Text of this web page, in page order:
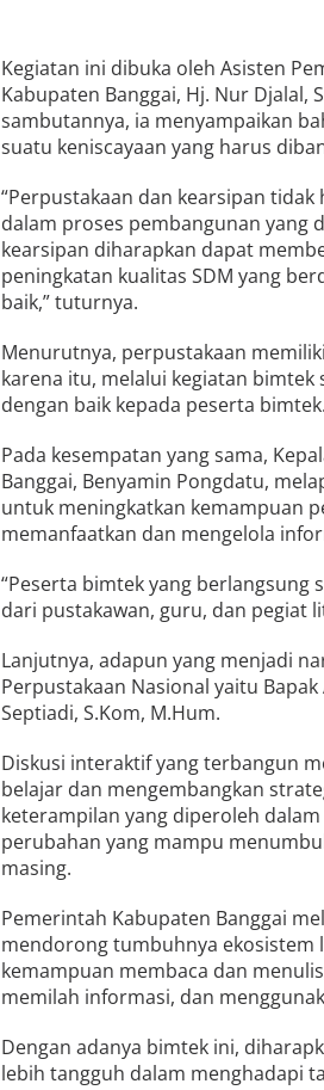
Kegiatan ini dibuka oleh Asisten
Kabupaten Banggai, Hj. Nur Djalal,
sambutannya, ia menyampaikan
suatu keniscayaan yang harus
“Perpustakaan dan kearsipan
dalam proses pembangunan yang
kearsipan diharapkan dapat
peningkatan kualitas SDM yang
baik,” tuturnya.
Menurutnya, perpustakaan
karena itu, melalui kegiatan
dengan baik kepada peserta bimtek.
Pada kesempatan yang sama,
Banggai, Benyamin Pongdatu,
untuk meningkatkan kemampuan
memanfaatkan dan mengelola
“Peserta bimtek yang
dari pustakawan, guru, dan pegiat
Lanjutnya, adapun yang menjadi
Perpustakaan Nasional yaitu
Septiadi, S.Kom, M.Hum.
Diskusi interaktif yang terbangun
belajar dan mengembangkan
keterampilan yang diperoleh
perubahan yang mampu
masing.
Pemerintah Kabupaten Banggai
mendorong tumbuhnya ekosistem
kemampuan membaca dan
memilah informasi, dan
Dengan adanya bimtek ini,
lebih tangguh dalam menghadapi